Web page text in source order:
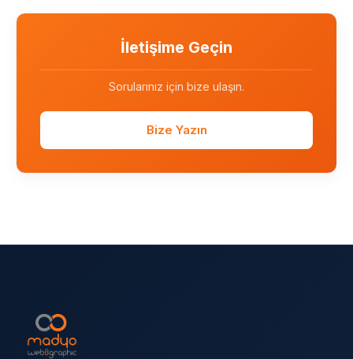
İletişime Geçin
Sorularınız için bize ulaşın.
Bize Yazın